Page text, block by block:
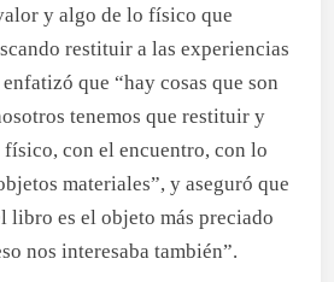
y algo de lo físico que
restituir a las experiencias
que “hay cosas que son
tenemos que restituir y
con el encuentro, con lo
materiales”, y aseguró que
libro es el objeto más preciado
nos interesaba también”.